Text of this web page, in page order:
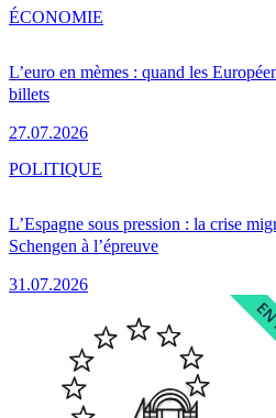
L’euro en mèmes : quand les
billets
27.07.2026
ÉCONOMIE
L’Espagne sous pression : la crise
Schengen à l’épreuve
31.07.2026
POLITIQUE